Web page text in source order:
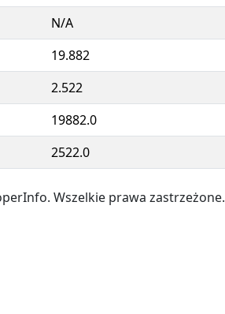
N/A
19.882
2.522
19882.0
2522.0
Wszelkie prawa zastrzeżone.